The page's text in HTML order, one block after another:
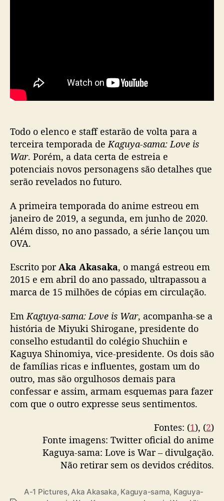
Todo o elenco e staff estarão de volta para a
terceira temporada deKaguya-sama: Love is
War. Porém, a data certa de estreia e
potenciais novos personagens são detalhes que
serão revelados no futuro.
A primeira temporada do anime estreou em
janeiro de 2019, a segunda, em junho de 2020.
Além disso, no ano passado, a série lançou um
OVA.
Escrito porAka Akasaka, o mangá estreou em
2015 e em abril do ano passado, ultrapassou a
marca de 15 milhões de cópias em circulação.
Em Kaguya-sama: Love is War, acompanha-se a
história de Miyuki Shirogane, presidente do
conselho estudantil do colégio Shuchiin e
Kaguya Shinomiya, vice-presidente. Os dois são
de famílias ricas e influentes, gostam um do
outro, mas são orgulhosos demais para
confessar e assim, armam esquemas para fazer
com que o outro expresse seus sentimentos.
Fontes: (1), (2)
Fonte imagens: Twitter oficial do anime
Kaguya-sama: Love is War – divulgação.
Não retirar sem os devidos créditos.
A-1 Pictures,Aka Akasaka, Kaguya-sama, Kaguya-